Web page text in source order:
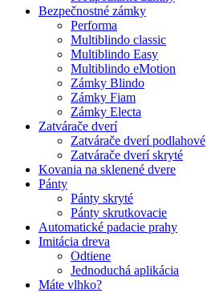
Bezpečnostné zámky
Performa
Multiblindo classic
Multiblindo Easy
Multiblindo eMotion
Zámky Blindo
Zámky Fiam
Zámky Electa
Zatvárače dverí
Zatvárače dverí podlahové
Zatvárače dverí skryté
Kovania na sklenené dvere
Pánty
Pánty skryté
Pánty skrutkovacie
Automatické padacie prahy
Imitácia dreva
Odtiene
Jednoduchá aplikácia
Máte vlhko?